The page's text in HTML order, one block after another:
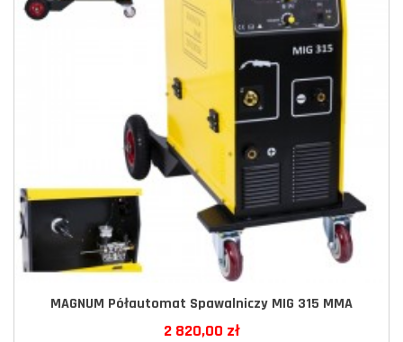
MAGNUM Półautomat Spawalniczy MIG 315 MMA
2 820,00 zł